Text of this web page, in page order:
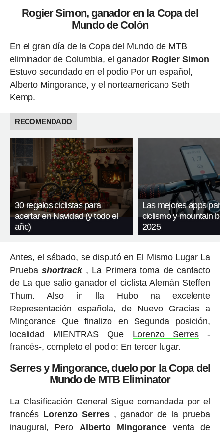
Rogier Simon, ganador en la Copa del
Mundo de Colón
En el gran día de la Copa del Mundo de MTB
eliminador de Columbia, el ganador Rogier Simon
Estuvo secundado en el podio Por un español,
Alberto Mingorance, y el norteamericano Seth
Kemp.
RECOMENDADO
30 regalos ciclistas para
acertar en Navidad (y todo el
año)
Las mejores apps
ciclismo y mountain
2025
Antes, el sábado, se disputó en El Mismo Lugar La
Pruebashortrack, La Primera toma de cantacto
de La que salio ganador el ciclista Alemán Steffen
Thum. Also in lla Hubo na excelente
Representación española, de Nuevo Gracias a
Mingorance Que finalizo en Segunda posición,
localidad MIENTRAS Que Lorenzo Serres-
francés-, completo el podio: En tercer lugar.
Serres y Mingorance, duelo por la Copa del
Mundo de MTB Eliminator
La Clasificación General Sigue comandada por el
francés Lorenzo Serres, ganador de la prueba
inaugural, Pero Alberto Mingoranceventa de